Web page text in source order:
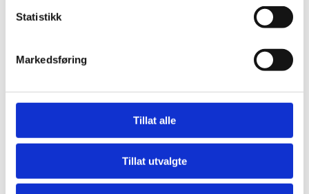
Statistikk
Markedsføring
Tillat alle
Tillat utvalgte
bidra til å investere ytterligere i Kenya, for å økte
produktiviteten og skape nye arbeidsplasser.
Selskapet vil også bruke kapitalen til å bygge en
lokal forsyningskjede i Øst-Afrika.
Les felles pressemelding med Hela her Last
Vil bidra til mer bærekraftig produksjon og